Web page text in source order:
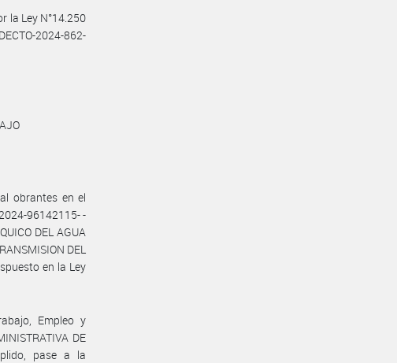
la Ley N°14.250
2024-862-
obrantes en el
96142115- -
DEL AGUA
DEL
en la Ley
Empleo y
DE
pase a la